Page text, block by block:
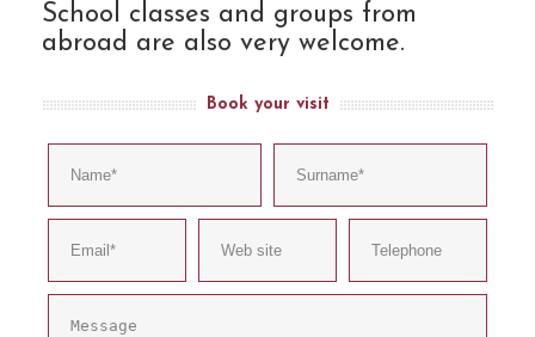
School classes and groups from
abroad are also very welcome.
Book your visit